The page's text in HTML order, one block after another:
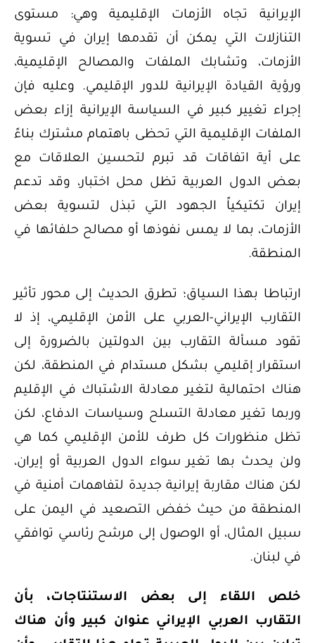
الإيرانية تجاه الأزمات الإقليمية وهي: مستوى
التنازلات التي يمكن أن تقدمها إيران في تسوية
الأزمات، وتشابك الملفات والمصالح الإقليمية،
ورؤية القيادة الإيرانية للدور الإقليمي. وعليه فإن
إجراء تغيير كبير في السياسة الإيرانية إزاء بعض
الملفات الإقليمية التي تحظى باهتمام مشترك بناءً
على أية اتفاقات قد تبرم لتحسين العلاقات مع
بعض الدول العربية تظل محل اختبار، وقد تدعم
إيران تكتيكياً الجهود التي تبذل لتسوية بعض
الأزمات، بما لا يمس نفوذها أو مصالح حلفائها في
المنطقة.
ارتباطا بهذا السياق؛ تطرق الحديث إلى محور تأثير
التقارب الإيراني-العربي على الأمن الإقليمي، إذ لا
تقود مسألة التقارب بين الدولتين بالضرورة إلى
استقرار إقليمي بشكل مستدام في المنطقة، لكن
هناك احتمالية لتغير معادلة الاشتباك في الإقليم
وربما تغير معادلة التسلح وسياسات الدفاع، لكن
تظل منظورات كل طرف للأمن الإقليمي كما هي
ولن يحدث بها تغير سواء الدول العربية أو إيران،
لكن هناك مقاربة إيرانية جديدة لتفاهمات أمنية في
المنطقة من حيث خفض التصعيد في اليمن على
سبيل المثال، أو الوصول إلى مرشح رئاسي توافقي
في لبنان.
خلص اللقاء إلى بعض الاستنتاجات، بأن
التقارب العربي الإيراني عنوان كبير وأن هناك